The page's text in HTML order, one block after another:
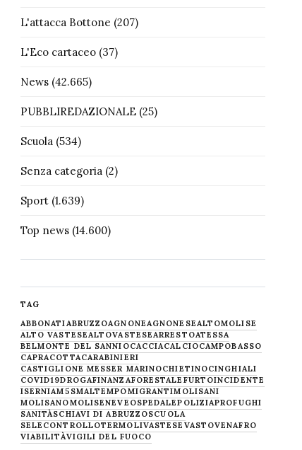
L'attacca Bottone (207)
L'Eco cartaceo(37)
News(42.665)
PUBBLIREDAZIONALE(25)
Scuola(534)
Senza categoria(2)
Sport(1.639)
Top news(14.600)
TAG
ABBONATIABRUZZOAGNONEAGNONESEALTOMOLISE
ALTO VASTESEALTOVASTESEARRESTOATESSA
BELMONTE DEL SANNIOCACCIACALCIOCAMPOBASSO
CAPRACOTTACARABINIERI
CASTIGLIONE MESSER MARINOCHIETINOCINGHIALI
COVID19DROGAFINANZAFORESTALE FURTOINCIDENTE
ISERNIAM5SMALTEMPOMIGRANTIMOLISANI
MOLISANOMOLISENEVE OSPEDALEPOLIZIAPROFUGHI
SANITÀSCHIAVI DI ABRUZZOSCUOLA
SELECONTROLLOTERMOLIVASTESE VASTOVENAFRO
VIABILITÀVIGILI DEL FUOCO